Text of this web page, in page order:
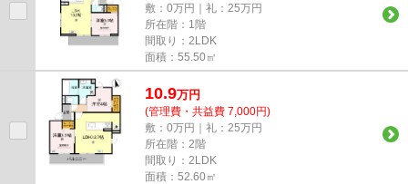
敷：0万円｜礼：25万円
所在階：1階
間取り：2LDK
面積：55.50㎡
10.9万円
(管理費・共益費 7,000円)
敷：0万円｜礼：25万円
所在階：2階
間取り：2LDK
面積：52.60㎡